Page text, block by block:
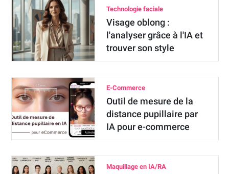
Technologie faciale
Visage oblong :
l'analyser grâce à l'IA et
trouver son style
E-Commerce
Outil de mesure de la
distance pupillaire par
IA pour e-commerce
Maquillage en IA/RA